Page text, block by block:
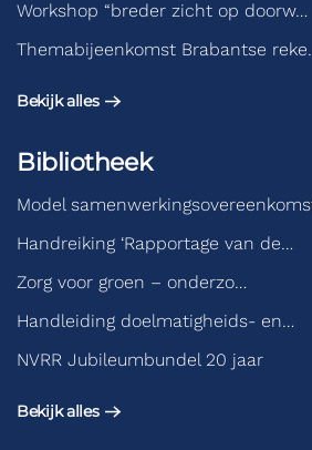
Workshop “breder zicht op doorw…
Themabijeenkomst Brabantse
Bekijk alles
Bibliotheek
Model
Handreiking ‘Rapportage van de…
Zorg voor groen – onderzo…
Handleiding doelmatigheids- en…
NVRR Jubileumbundel 20 jaar
Bekijk alles